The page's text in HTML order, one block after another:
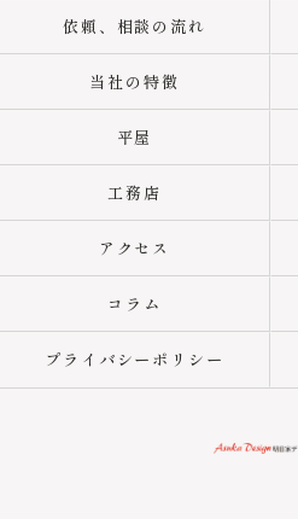
依頼、相談の流れ
当社の特徴
平屋
工務店
アクセス
コラム
プライバシーポリシー